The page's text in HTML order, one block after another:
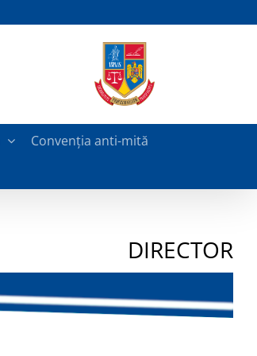
Convenția anti-mită
DIRECTOR